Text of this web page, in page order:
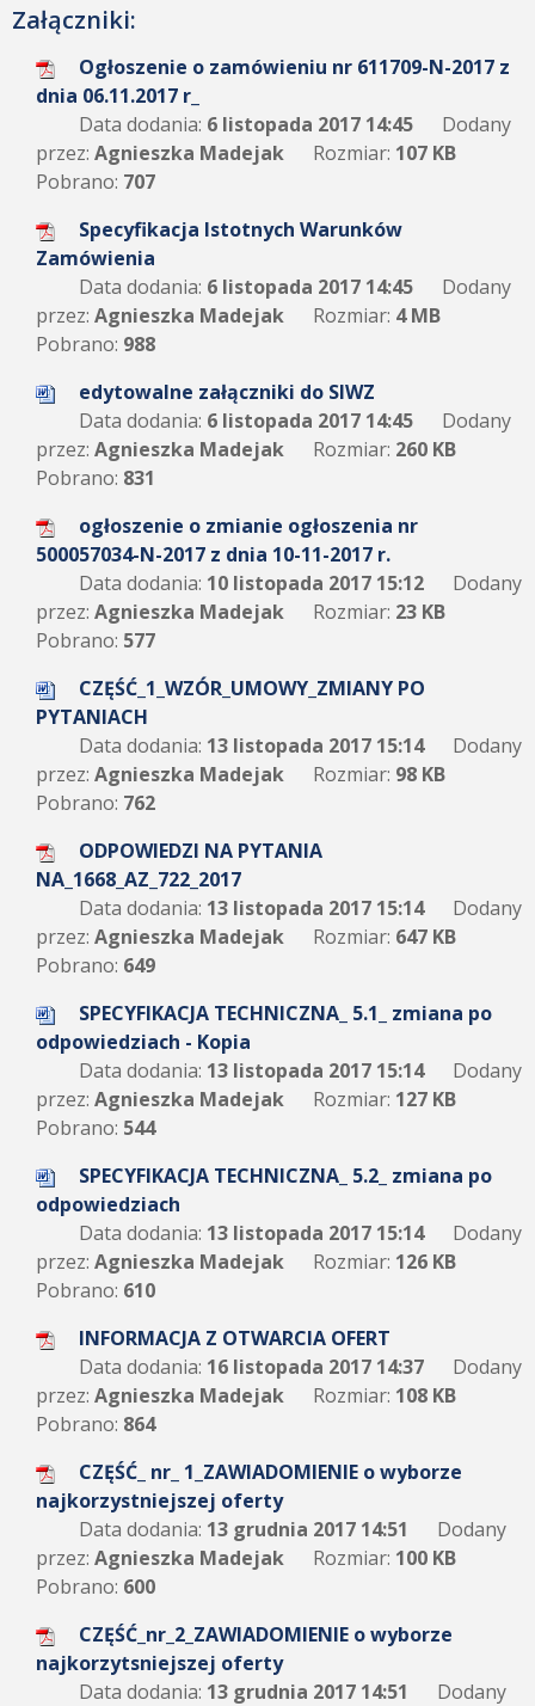
Załączniki:
Ogłoszenie o zamówieniu nr 611709-N-2017 z
dnia 06.11.2017 r_
Data dodania: 6 listopada 2017 14:45
Dodany
przez: Agnieszka Madejak Rozmiar: 107 KB
Pobrano: 707
Specyfikacja Istotnych Warunków
Zamówienia
Data dodania: 6 listopada 2017 14:45
Dodany
przez: Agnieszka Madejak Rozmiar: 4 MB
Pobrano: 988
edytowalne załączniki do SIWZ
Data dodania: 6 listopada 2017 14:45
Dodany
przez: Agnieszka Madejak Rozmiar: 260 KB
Pobrano: 831
ogłoszenie o zmianie ogłoszenia nr
500057034-N-2017 z dnia 10-11-2017 r.
Data dodania: 10 listopada 2017 15:12
Dodany
przez: Agnieszka Madejak Rozmiar: 23 KB
Pobrano: 577
CZĘŚĆ_1_WZÓR_UMOWY_ZMIANY PO
PYTANIACH
Data dodania: 13 listopada 2017 15:14
Dodany
przez: Agnieszka Madejak Rozmiar: 98 KB
Pobrano: 762
ODPOWIEDZI NA PYTANIA
NA_1668_AZ_722_2017
Data dodania: 13 listopada 2017 15:14
Dodany
przez: Agnieszka Madejak Rozmiar: 647 KB
Pobrano: 649
SPECYFIKACJA TECHNICZNA_ 5.1_ zmiana po
odpowiedziach - Kopia
Data dodania: 13 listopada 2017 15:14
Dodany
przez: Agnieszka Madejak Rozmiar: 127 KB
Pobrano: 544
SPECYFIKACJA TECHNICZNA_ 5.2_ zmiana po
odpowiedziach
Data dodania: 13 listopada 2017 15:14
Dodany
przez: Agnieszka Madejak Rozmiar: 126 KB
Pobrano: 610
INFORMACJA Z OTWARCIA OFERT
Data dodania: 16 listopada 2017 14:37
Dodany
przez: Agnieszka Madejak Rozmiar: 108 KB
Pobrano: 864
CZĘŚĆ_ nr_ 1_ZAWIADOMIENIE o wyborze
najkorzystniejszej oferty
Data dodania: 13 grudnia 2017 14:51
Dodany
przez: Agnieszka Madejak Rozmiar: 100 KB
Pobrano: 600
CZĘŚĆ_nr_2_ZAWIADOMIENIE o wyborze
najkorzytsniejszej oferty
Data dodania: 13 grudnia 2017 14:51
Dodany